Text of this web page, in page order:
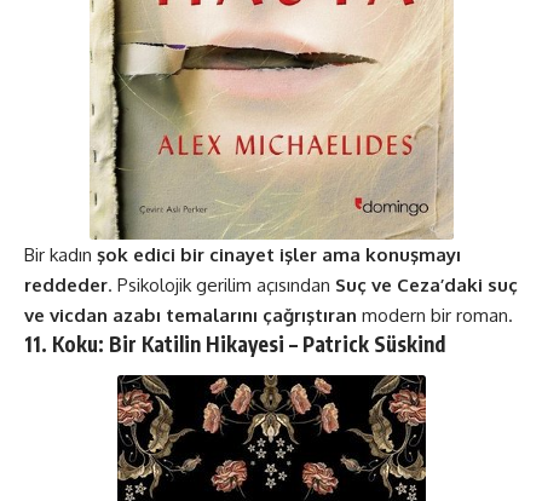
Bir kadın şok edici bir cinayet işler ama konuşmayı
reddeder. Psikolojik gerilim açısından Suç ve Ceza’daki suç
ve vicdan azabı temalarını çağrıştıran modern bir roman​​.
11. Koku: Bir Katilin Hikayesi – Patrick Süskind